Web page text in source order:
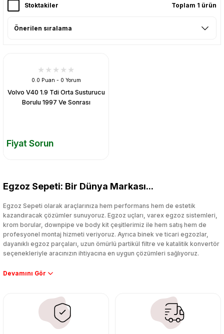
Stoktakiler Toplam 1 ürün
0.0 Puan - 0 Yorum
Volvo V40 1.9 Tdi Orta Susturucu
Borulu 1997 Ve Sonrası
Fiyat Sorun
Egzoz Sepeti: Bir Dünya Markası...
Egzoz Sepeti olarak araçlarınıza hem performans hem de estetik
kazandıracak çözümler sunuyoruz. Egzoz uçları, varex egzoz sistemleri,
krom borular, downpipe ve body kit çeşitlerimiz ile hem satış hem de
profesyonel montaj hizmeti veriyoruz. Ayrıca binek ve ticari egzozlar,
dayanıklı egzoz parçaları, uzun ömürlü partikül filtre ve katalitik konvertör
seçenekleriyle aracınızın ihtiyacına en uygun çözümleri sağlıyoruz.
Performans artışı isteyen sürücüler için özel performans egzozları ve
çıkma orijinal ürünler ile yenileyebilir, body kit uygulamalarıyla aracınızın
tasarımını ve aerodinamisini üst seviyeye taşıyabilirsiniz.
Tüm ürünlerimiz orijinal, dayanıklı ve uzun ömürlüdür. İstanbul’daki montaj